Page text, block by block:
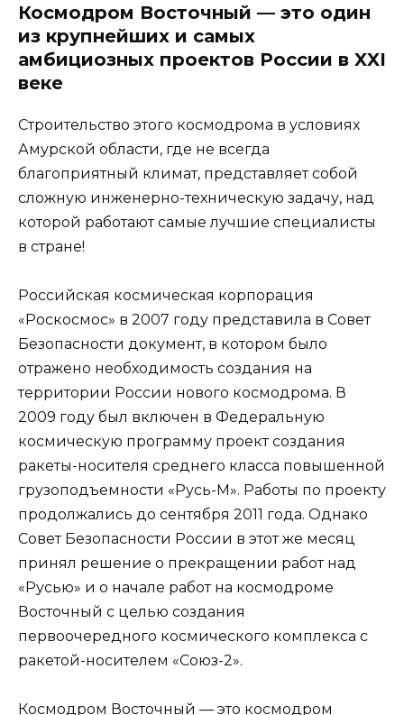
Космодром Восточный — это один
из крупнейших и самых
амбициозных проектов России в XXI
веке
Строительство этого космодрома в условиях
Амурской области, где не всегда
благоприятный климат, представляет собой
сложную инженерно-техническую задачу, над
которой работают самые лучшие специалисты
в стране!
Российская космическая корпорация
«Роскосмос» в 2007 году представила в Совет
Безопасности документ, в котором было
отражено необходимость создания на
территории России нового космодрома. В
2009 году был включен в Федеральную
космическую программу проект создания
ракеты-носителя среднего класса повышенной
грузоподъемности «Русь-М». Работы по проекту
продолжались до сентября 2011 года. Однако
Совет Безопасности России в этот же месяц
принял решение о прекращении работ над
«Русью» и о начале работ на космодроме
Восточный с целью создания
первоочередного космического комплекса с
ракетой-носителем «Союз-2».
Космодром Восточный — это космодром